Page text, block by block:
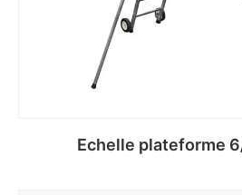
Echelle plateforme